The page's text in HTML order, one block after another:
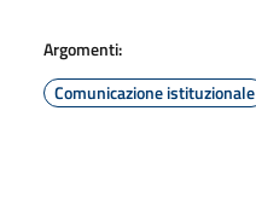
Argomenti:
Comunicazione istituzionale